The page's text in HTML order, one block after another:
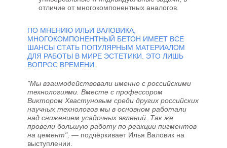
отличие от многокомпонентных аналогов.
ПО МНЕНИЮ ИЛЬИ ВАЛОВИКА,
МНОГОКОМПОНЕНТНЫЙ БЕТОН ИМЕЕТ ВСЕ
ШАНСЫ СТАТЬ ПОПУЛЯРНЫМ МАТЕРИАЛОМ
ДЛЯ РАБОТЫ В МИРЕ ЭСТЕТИКИ. ЭТО ЛИШЬ
ВОПРОС ВРЕМЕНИ.
"Мы взаимодействовали именно с российскими
технологиями. Вместе с профессором
Виктором Хвастуновым среди других российских
научных технологов мы в основном работали
над снижением усадочных явлений. Так же
провели большую работу по реакции пигментов
на цемент", — подчёркивает Илья Валовик на
выступлении.